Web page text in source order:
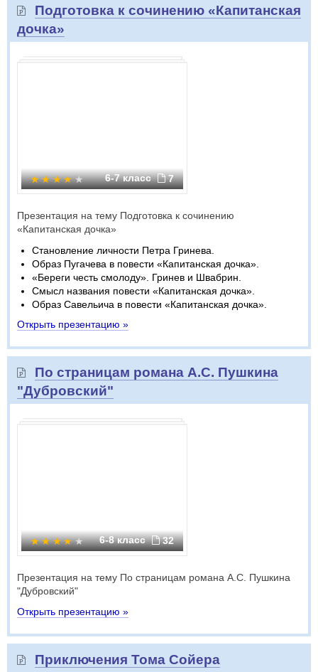
Подготовка к сочинению «Капитанская
дочка»​
6-7 класс 7
Презентация на тему Подготовка к сочинению
«Капитанская дочка»​
Становление личности Петра Гринева.
Образ Пугачева в повести «Капитанская дочка».
«Береги честь смолоду». Гринев и Швабрин.
Смысл названия повести «Капитанская дочка».
Образ Савельича в повести «Капитанская дочка».
Открыть презентацию »
По страницам романа А.С. Пушкина
"Дубровский"
6-8 класс 32
Презентация на тему По страницам романа А.С. Пушкина
"Дубровский"
Открыть презентацию »
Приключения Тома Сойера